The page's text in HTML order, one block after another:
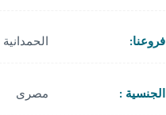
فروعنا: الحمدانية
الجنسية : مصرى